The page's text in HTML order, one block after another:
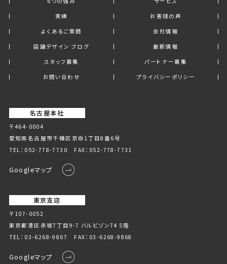
実績
お客様の声
よくあるご質問
会社情報
店舗デザイン ブログ
最新情報
スタッフ募集
パートナー募集
お問い合わせ
プライバシーポリシー
名古屋本社
〒464-0004
愛知県名古屋市千種区京命1丁⽬8番6号
TEL： 052-778-7730 FAX：052-778-7731
Googleマップ
東京支店
〒107-0052
東京都港区赤坂7丁目9-7 バルビゾン74 5階
TEL： 03-6268-9867 FAX：03-6268-9868
Googleマップ